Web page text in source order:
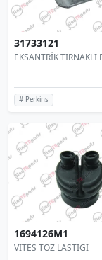
31733121
EKSANTRİK TIRNAKLI
# Perkins
1694126M1
VITES TOZ LASTIGI